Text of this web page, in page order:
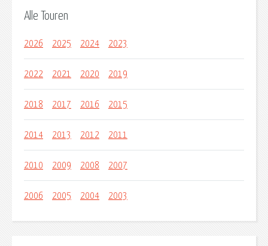
Alle Touren
2026 2025 2024 2023
2022 2021 2020 2019
2018 2017 2016 2015
2014 2013 2012 2011
2010 2009 2008 2007
2006 2005 2004 2003